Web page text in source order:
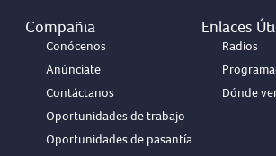
Compañia
Conócenos
Anúnciate
Contáctanos
Oportunidades de trabajo
Oportunidades de pasantía
Enlaces
Radios
Dónde